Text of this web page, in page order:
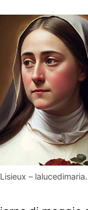
–